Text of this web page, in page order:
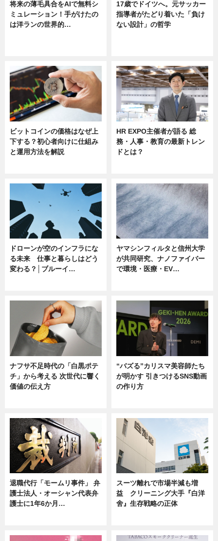
将来の薄毛具合をAIで無料シ
ミュレーション！手がけたの
は洋ランの世界的…
17歳でドイツへ。元サッカー
指導者がたどり着いた「負け
ない設計」の哲学
ビットコインの価格はなぜ上
下する？初心者向けに仕組み
と運用方法を解説
HR EXPO主催者が語る 総
務・人事・教育の最新トレン
ドとは？
ドローンが空のインフラにな
る未来 仕事と暮らしはどう
変わる？│ブルーイ…
ヤマシンフィルタと信州大学
が共同研究、ナノファイバー
で環境・医療・EV…
ナフサ不足時代の「白黒ポテ
チ」から考える 次世代に響く
価値の伝え方
“バズる”カリスマ美容師たち
が明かす 引きつけるSNS動画
の作り方
退職代行「モームリ事件」 弁
護士法人・オーシャン代表弁
護士に1年6か月…
スーツ離れで市場半減も増
益 クリーニング大手『白洋
舍』生存戦略の正体